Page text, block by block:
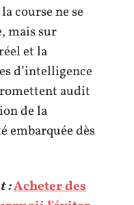
course ne se
mais sur
et la
d’intelligence
audit
de la
embarquée dès
:Acheter des